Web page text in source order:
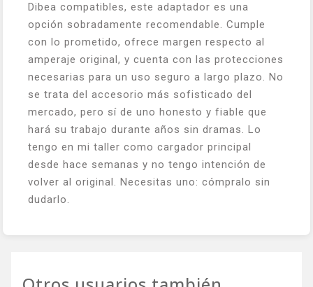
Dibea compatibles, este adaptador es una
opción sobradamente recomendable. Cumple
con lo prometido, ofrece margen respecto al
amperaje original, y cuenta con las protecciones
necesarias para un uso seguro a largo plazo. No
se trata del accesorio más sofisticado del
mercado, pero sí de uno honesto y fiable que
hará su trabajo durante años sin dramas. Lo
tengo en mi taller como cargador principal
desde hace semanas y no tengo intención de
volver al original. Necesitas uno: cómpralo sin
dudarlo.